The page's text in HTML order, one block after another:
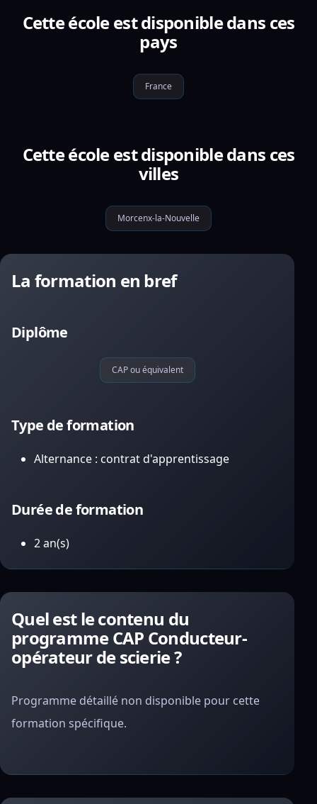
Cette école est disponible dans ces
pays
France
Cette école est disponible dans ces
villes
Morcenx-la-Nouvelle
La formation en bref
Diplôme
CAP ou équivalent
Type de formation
Alternance : contrat d'apprentissage
Durée de formation
2 an(s)
Quel est le contenu du
programme CAP Conducteur-
opérateur de scierie ?
Programme détaillé non disponible pour cette
formation spécifique.